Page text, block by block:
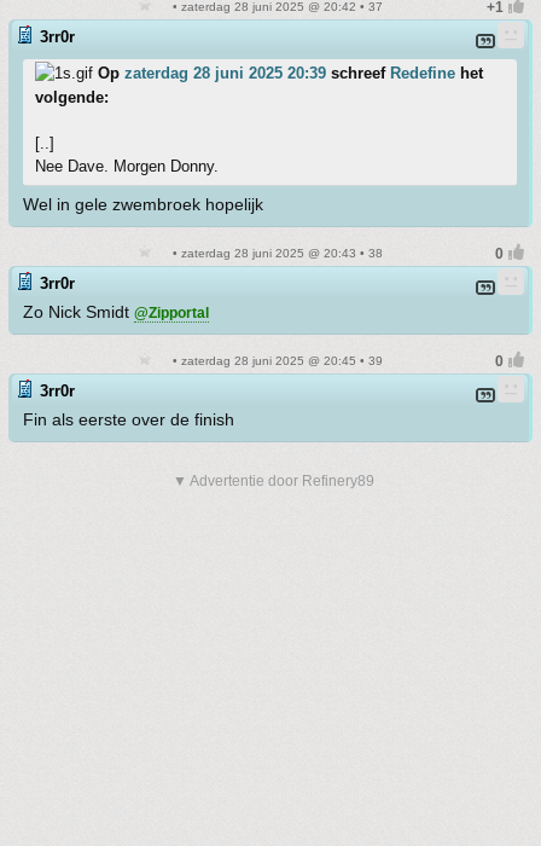
• zaterdag 28 juni 2025 @ 20:42 • 37
3rr0r
Op zaterdag 28 juni 2025 20:39 schreef Redefine het
volgende:
[..]
Nee Dave. Morgen Donny.
Wel in gele zwembroek hopelijk
• zaterdag 28 juni 2025 @ 20:43 • 38
3rr0r
Zo Nick Smidt @Zipportal
• zaterdag 28 juni 2025 @ 20:45 • 39
3rr0r
Fin als eerste over de finish
▼ Advertentie door Refinery89